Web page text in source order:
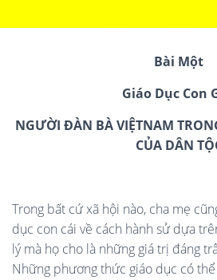
Bài Một
Giáo Dục Con
NGƯỜI ĐÀN BÀ VIỆTNAM
CỦA DÂN
Trong bất cứ xã hội nào, cha mẹ
dục con cái về cách hành sử dựa
lý mà họ cho là những giá trị đáng
Những phương thức giáo dục có